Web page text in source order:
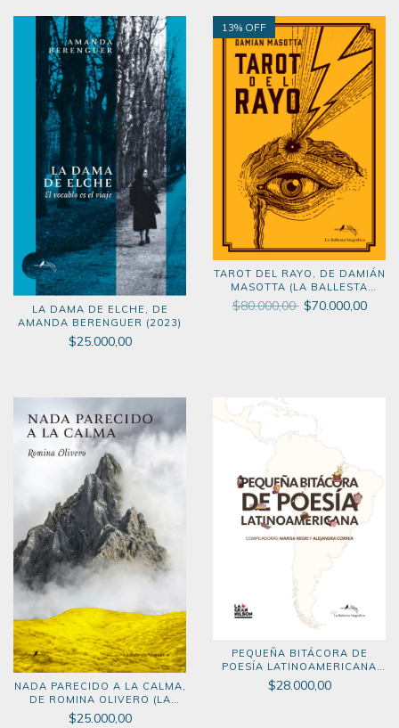
LA DAMA DE ELCHE, DE
AMANDA BERENGUER (2023)
$25.000,00
13% OFF
TAROT DEL RAYO, DE DAMIÁN
MASOTTA (LA BALLESTA
MAGNÍFICA, 2026)
$80.000,00 $70.000,00
NADA PARECIDO A LA CALMA,
DE ROMINA OLIVERO (LA
BALLESTA MAGNÍFICA, 2026)
$25.000,00
PEQUEÑA BITÁCORA DE
POESÍA LATINOAMERICANA
(MARISA NEGRI Y ALEJANDRA
CORREA)
$28.000,00